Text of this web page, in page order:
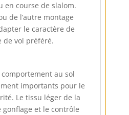
en course de slalom.
de l’autre montage
le caractère de
de vol préféré.
au sol
importants pour le
Le tissu léger de la
gonflage et le contrôle